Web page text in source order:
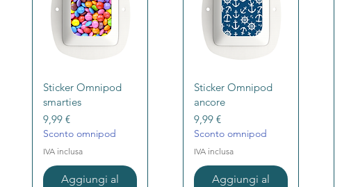
Vista rapida
Sticker Omnipod
smarties
Prezzo
9,99 €
Sconto omnipod
IVA inclusa
Aggiungi al
Vista rapida
Sticker Omnipod
ancore
Prezzo
9,99 €
Sconto omnipod
IVA inclusa
Aggiungi al